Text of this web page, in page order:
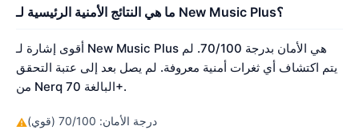
ما هي النتائج الأمنية الرئيسية لـ New Music Plus؟
أقوى إشارة لـ New Music Plus هي الأمان بدرجة 70/100. لم
يتم اكتشاف أي ثغرات أمنية معروفة. لم يصل بعد إلى عتبة التحقق
من Nerq البالغة 70+.
⚠ درجة الأمان: 70/100 (قوي)